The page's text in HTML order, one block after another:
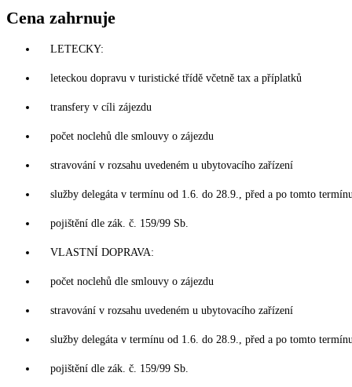
Cena zahrnuje
LETECKY:
leteckou dopravu v turistické třídě včetně tax a příplatků
transfery v cíli zájezdu
počet noclehů dle smlouvy o zájezdu
stravování v rozsahu uvedeném u ubytovacího zařízení
služby delegáta v termínu od 1.6. do 28.9., před a po tomto
pojištění dle zák. č. 159/99 Sb.
VLASTNÍ DOPRAVA:
počet noclehů dle smlouvy o zájezdu
stravování v rozsahu uvedeném u ubytovacího zařízení
služby delegáta v termínu od 1.6. do 28.9., před a po tomto
pojištění dle zák. č. 159/99 Sb.